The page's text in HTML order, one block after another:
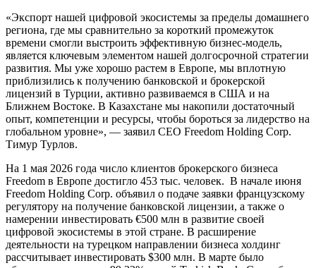
«Экспорт нашей цифровой экосистемы за пределы домашнего
региона, где мы сравнительно за короткий промежуток
времени смогли выстроить эффективную бизнес-модель,
является ключевым элементом нашей долгосрочной стратегии
развития. Мы уже хорошо растем в Европе, мы вплотную
приблизились к получению банковской и брокерской
лицензий в Турции, активно развиваемся в США и на
Ближнем Востоке. В Казахстане мы накопили достаточный
опыт, компетенции и ресурсы, чтобы бороться за лидерство на
глобальном уровне», — заявил СЕО Freedom Holding Corp.
Тимур Турлов.
На 1 мая 2026 года число клиентов брокерского бизнеса
Freedom в Европе достигло 453 тыс. человек. В начале июня
Freedom Holding Corp. объявил о подаче заявки французскому
регулятору на получение банковской лицензии, а также о
намерении инвестировать €500 млн в развитие своей
цифровой экосистемы в этой стране. В расширение
деятельности на турецком направлении бизнеса холдинг
рассчитывает инвестировать $300 млн. В марте было